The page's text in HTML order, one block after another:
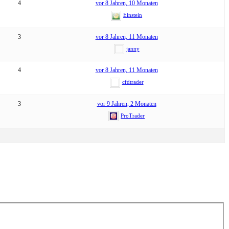
4 vor 8 Jahren, 10 Monaten
Einstein
3 vor 8 Jahren, 11 Monaten
janny
4 vor 8 Jahren, 11 Monaten
cfdtrader
3 vor 9 Jahren, 2 Monaten
ProTrader